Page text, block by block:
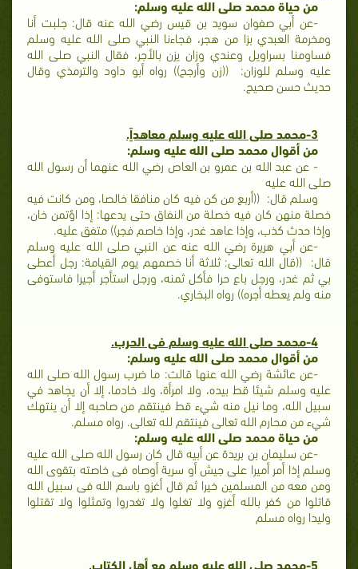
من حياة محمد صلى الله عليه وسلم:
-عن أبي صفوان سويد بن قيس رضي الله عنه قال: جلبت أنا
ومخرمة العبدي بزا من هجر، فجاءنا النبي صلى الله عليه وسلم
فساومنا بسراويل وعندي وزان يزن بالأجر، فقال النبي صلى الله
عليه وسلم للوزان: ((زن وأرجح)) رواه أبو داود والترمذي وقال
حديث حسن صحيح.
3-محمد صلى الله عليه وسلم معاهداًٍ.
من أقوال محمد صلى الله عليه وسلم:
- عن عبد الله بن عمرو بن العاص رضي الله عنهما أن رسول الله
صلى الله عليه
وسلم قال: ((أربع من كن فيه كان منافقا خالصا، ومن كانت فيه
خصلة منهن كان فيه خصلة من النفاق حتى يدعها: إذا اؤتمن خان،
وإذا حدث كذب، وإذا عاهد غدر، وإذا خاصم فجر)) متفق عليه.
-عن أبي هريرة رضي الله عنه عن النبي صلى الله عليه وسلم
قال: ((قال الله تعالى: ثلاثة أنا خصمهم يوم القيامة: رجل أعطى
بي ثم غدر، ورجل باع حرا فأكل ثمنه، ورجل استأجر أجيرا فاستوفى
منه ولم يعطه أجره)) رواه البخاري.
4-محمد صلى الله عليه وسلم فى الحرب.
من أقوال محمد صلى الله عليه وسلم:
-عن عائشة رضي الله عنها قالت: ما ضرب رسول الله صلى الله
عليه وسلم شيئا قط بيده، ولا امرأة، ولا خادما، إلا أن يجاهد في
سبيل الله، وما نيل منه شيء قط فينتقم من صاحبه إلا أن ينتهك
شيء من محارم الله تعالى فينتقم لله تعالى. رواه مسلم.
من حياة محمد صلى الله عليه وسلم:
-عن سليمان بن بريدة عن أبيه قال كان رسول الله صلى الله عليه
وسلم إذا أمر أميرا على جيش أو سرية أوصاه فى خاصته بتقوى الله
ومن معه من المسلمين خيرا ثم قال أغزو باسم الله فى سبيل الله
قاتلوا من كفر بالله أغزو ولا تغلوا ولا تغدروا وتمثلوا ولا تقتلوا
وليدا رواه مسلم
5-محمد صلى الله عليه وسلم مع أهل الكتاب.